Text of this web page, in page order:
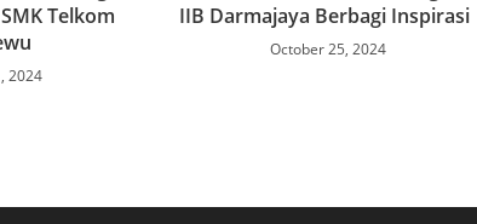
Telkom
2024
IIB Darmajaya Berbagi Inspirasi
October 25, 2024